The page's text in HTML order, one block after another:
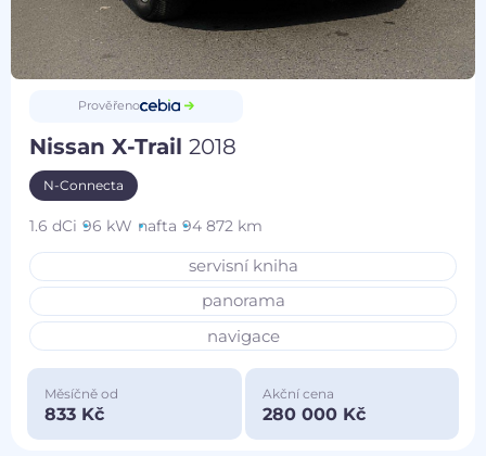
Prověřeno
Nissan X-Trail2018
N-Connecta
1.6 dCi 96 kW nafta 94 872 km
servisní kniha
panorama
navigace
Měsíčně od
833 Kč
Akční cena
280 000 Kč